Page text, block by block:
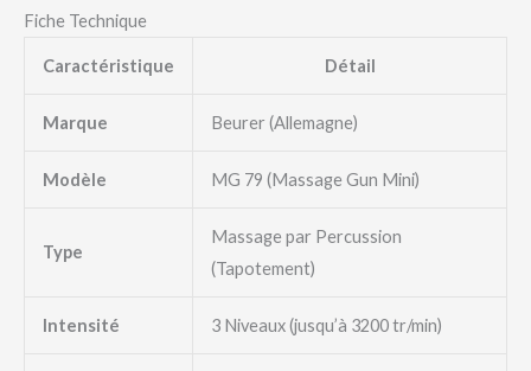
Fiche Technique
Caractéristique Détail
Marque Beurer (Allemagne)
Modèle MG 79 (Massage Gun Mini)
Type
Massage par Percussion
(Tapotement)
Intensité 3 Niveaux (jusqu’à 3200 tr/min)